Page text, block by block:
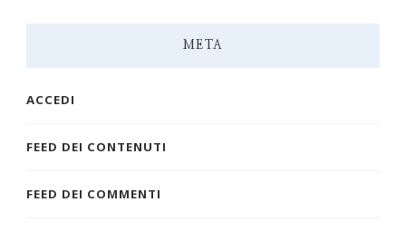
META
ACCEDI
FEED DEI CONTENUTI
FEED DEI COMMENTI